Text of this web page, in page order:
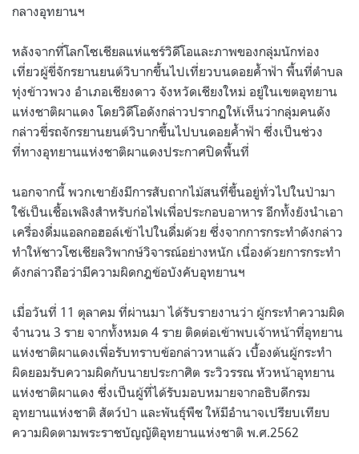
กลางอุทยานฯ
หลังจากที่โลกโซเชียลแห่แชร์วิดีโอและภาพของกลุ่มนักท่อง
เที่ยวผู้ขี่จักรยานยนต์วิบากขึ้นไปเที่ยวบนดอยค้ำฟ้า พื้นที่ตำบล
ทุ่งข้าวพวง อำเภอเชียงดาว จังหวัดเชียงใหม่ อยู่ในเขตอุทยาน
แห่งชาติผาแดง โดยวิดีโอดังกล่าวปรากฏให้เห็นว่ากลุ่มคนดัง
กล่าวขี่รถจักรยานยนต์วิบากขึ้นไปบนดอยค้ำฟ้า ซึ่งเป็นช่วง
ที่ทางอุทยานแห่งชาติผาแดงประกาศปิดพื้นที่
นอกจากนี้ พวกเขายังมีการสับถากไม้สนที่ขึ้นอยู่ทั่วไปในป่ามา
ใช้เป็นเชื้อเพลิงสำหรับก่อไฟเพื่อประกอบอาหาร อีกทั้งยังนำเอา
เครื่องดื่มแอลกอฮอล์เข้าไปในดื่มด้วย ซึ่งจากการกระทำดังกล่าว
ทำให้ชาวโซเชียลวิพากษ์วิจารณ์อย่างหนัก เนื่องด้วยการกระทำ
ดังกล่าวถือว่ามีความผิดกฎข้อบังคับอุทยานฯ
เมื่อวันที่ 11 ตุลาคม ที่ผ่านมา ได้รับรายงานว่า ผู้กระทำความผิด
จำนวน 3 ราย จากทั้งหมด 4 ราย ติดต่อเข้าพบเจ้าหน้าที่อุทยาน
แห่งชาติผาแดงเพื่อรับทราบข้อกล่าวหาแล้ว เบื้องต้นผู้กระทำ
ผิดยอมรับความผิดกับนายประกาศิต ระวิวรรณ หัวหน้าอุทยาน
แห่งชาติผาแดง ซึ่งเป็นผู้ที่ได้รับมอบหมายจากอธิบดีกรม
อุทยานแห่งชาติ สัตว์ป่า และพันธุ์พืช ให้มีอํานาจเปรียบเทียบ
ความผิดตามพระราชบัญญัติอุทยานแห่งชาติ พ.ศ.2562